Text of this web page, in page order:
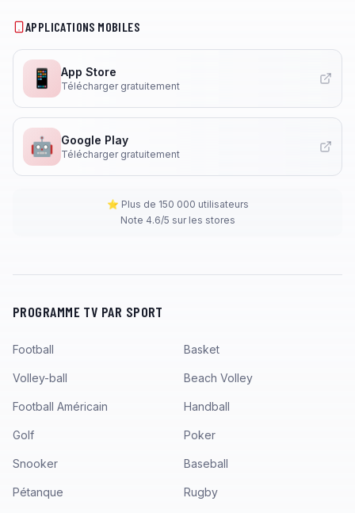
APPLICATIONS MOBILES
📱 App Store
Télécharger gratuitement
🤖 Google Play
Télécharger gratuitement
⭐ Plus de 150 000 utilisateurs
Note 4.6/5 sur les stores
PROGRAMME TV PAR SPORT
Football Basket
Volley-ball Beach Volley
Football Américain Handball
Golf Poker
Snooker Baseball
Pétanque Rugby